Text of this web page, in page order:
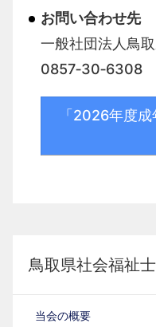
お問い合わせ先
一般社団法人鳥
0857‐30‐6308
「2026年度
鳥取県社会福祉
当会の概要